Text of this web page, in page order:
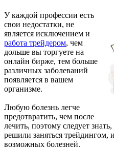
У каждой профессии есть
свои недостатки, не
является исключением и
работа трейдером, чем
дольше вы торгуете на
онлайн бирже, тем больше
различных заболеваний
появляется в вашем
организме.
Любую болезнь легче
предотвратить, чем после
лечить, поэтому следует
решили заняться трейдингом,
возможных болезней.